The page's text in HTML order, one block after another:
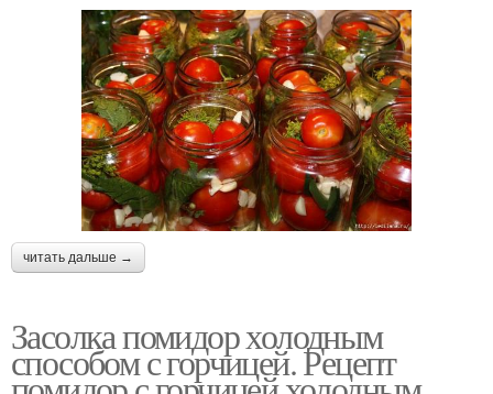
читать дальше →
Засолка помидор холодным
способом с горчицей. Рецепт